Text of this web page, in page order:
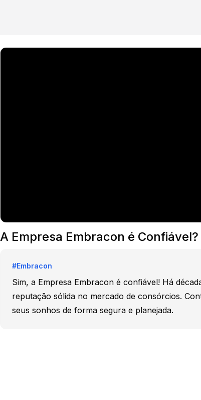
A Empresa Embracon é Confiável?
#Embracon
Sim, a Empresa Embracon é confiável! Há
reputação sólida no mercado de consórcios.
seus sonhos de forma segura e planejada.